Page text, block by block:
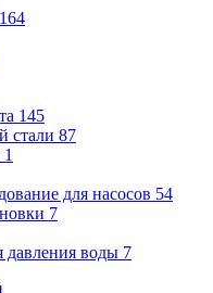
164
145
стали 87
1
для насосов 54
7
воды 7